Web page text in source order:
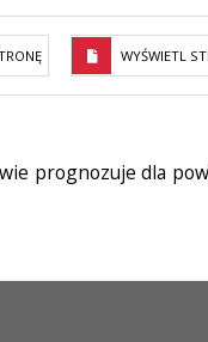
WYŚWIETL
prognozuje dla